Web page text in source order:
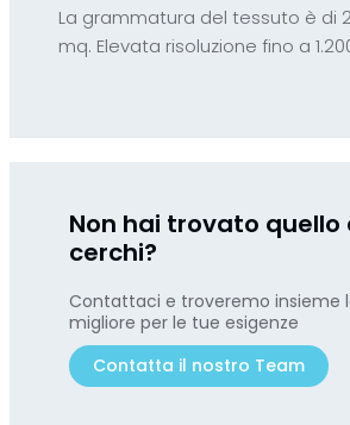
La grammatura del tessuto è di
mq. Elevata risoluzione fino a
Non hai trovato quello
cerchi?
Contattaci e troveremo insieme
migliore per le tue esigenze
Contatta il nostro Team